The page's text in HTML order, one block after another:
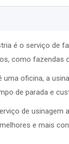
é o serviço de
como fazendas
uma oficina, a
de parada e
de
e mais